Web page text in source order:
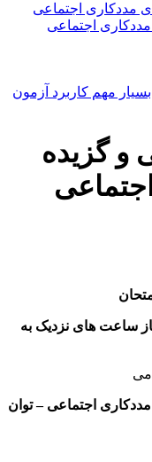
اجتماعی
مهم کاربرد آزمون
و گزیده
ساعت های نزدیک به
اجتماعی–توان